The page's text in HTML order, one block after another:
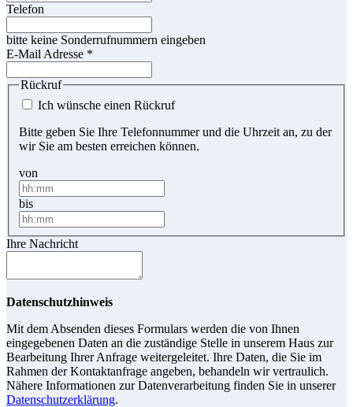
Telefon
bitte keine Sonderrufnummern eingeben
E-Mail Adresse *
Rückruf
Ich wünsche einen Rückruf
Bitte geben Sie Ihre Telefonnummer und die Uhrzeit an, zu der
wir Sie am besten erreichen können.
von
bis
Ihre Nachricht
Datenschutzhinweis
Mit dem Absenden dieses Formulars werden die von Ihnen
eingegebenen Daten an die zuständige Stelle in unserem Haus zur
Bearbeitung Ihrer Anfrage weitergeleitet. Ihre Daten, die Sie im
Rahmen der Kontaktanfrage angeben, behandeln wir vertraulich.
Nähere Informationen zur Datenverarbeitung finden Sie in unserer
Datenschutzerklärung.